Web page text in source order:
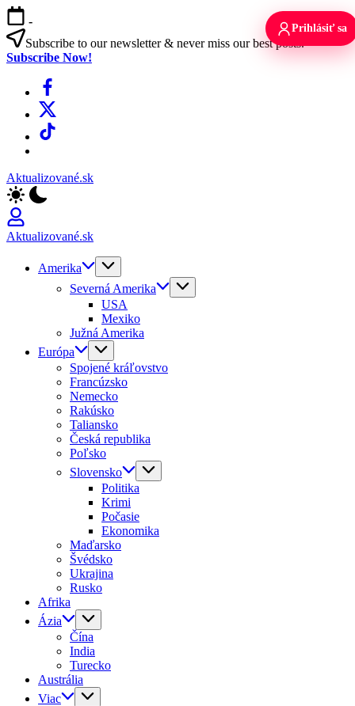
Skip
to
content
-
Subscribe to our newsletter & never miss our best posts.
Subscribe Now!
Facebook
X
TikTok
Aktualizované.sk
Aktualizované.sk
Amerika
Severná Amerika
USA
Mexiko
Južná Amerika
Európa
Spojené kráľovstvo
Francúzsko
Nemecko
Rakúsko
Taliansko
Česká republika
Poľsko
Slovensko
Politika
Krimi
Počasie
Ekonomika
Maďarsko
Švédsko
Ukrajina
Rusko
Afrika
Ázia
Čína
India
Turecko
Austrália
Viac
Prihlásiť sa